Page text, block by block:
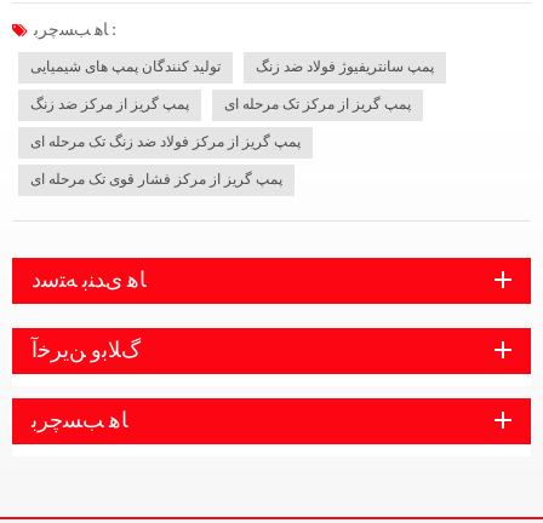
ﺎﻫ ﺐﺴﭼﺮﺑ :
تولید کنندگان پمپ های شیمیایی پمپ سانتریفیوژ فولاد ضد زنگ
پمپ گریز از مرکز ضد زنگ پمپ گریز از مرکز تک مرحله ای
پمپ گریز از مرکز فولاد ضد زنگ تک مرحله ای
پمپ گریز از مرکز فشار قوی تک مرحله ای
ﺎﻫ ﯼﺪﻨﺑ ﻪﺘﺳﺩ
ﮒﻼ ﺑﻭ ﻦﯾﺮﺧﺁ
ﺎﻫ ﺐﺴﭼﺮﺑ